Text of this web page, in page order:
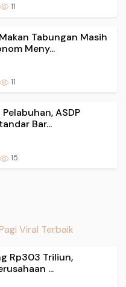
11
Tabungan Masih
Meny...
11
ASDP
Bar...
15
Viral Terbaik
Rp303 Triliun,
...